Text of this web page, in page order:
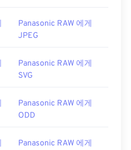
Panasonic RAW 에게
JPEG
Panasonic RAW 에게
SVG
Panasonic RAW 에게
ODD
Panasonic RAW 에게